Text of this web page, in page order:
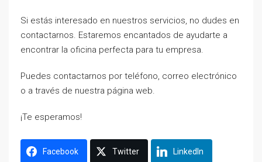
Si estás interesado en nuestros servicios, no dudes en
contactarnos. Estaremos encantados de ayudarte a
encontrar la oficina perfecta para tu empresa.
Puedes contactarnos por teléfono, correo electrónico
o a través de nuestra página web.
¡Te esperamos!
Facebook Twitter LinkedIn